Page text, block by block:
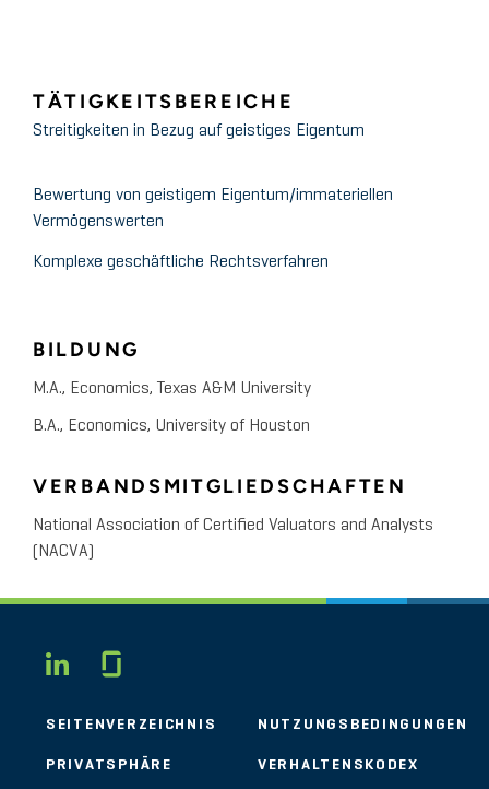
TÄTIGKEITSBEREICHE
Streitigkeiten in Bezug auf geistiges Eigentum
Bewertung von geistigem Eigentum/immateriellen
Vermögenswerten
Komplexe geschäftliche Rechtsverfahren
BILDUNG
M.A., Economics, Texas A&M University
B.A., Economics, University of Houston
VERBANDSMITGLIEDSCHAFTEN
National Association of Certified Valuators and Analysts
(NACVA)
LINKEDIN
SEITENVERZEICHNIS NUTZUNGSBEDINGUNGEN
PRIVATSPHÄRE VERHALTENSKODEX